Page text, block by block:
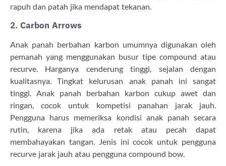
rapuh dan patah jika mendapat tekanan.
2. Carbon Arrows
Anak panah berbahan karbon umumnya digunakan oleh
pemanah yang menggunakan busur tipe compound atau
recurve. Harganya cenderung tinggi, sejalan dengan
kualitasnya. Tingkat kelurusan anak panah ini sangat
tinggi. Anak panah berbahan karbon cukup awet dan
ringan, cocok untuk kompetisi panahan jarak jauh.
Pengguna harus memeriksa kondisi anak panah secara
rutin, karena jika ada retak atau pecah dapat
membahayakan tangan. Jenis ini cocok untuk pengguna
recurve jarak jauh atau pengguna compound bow.